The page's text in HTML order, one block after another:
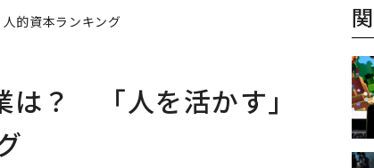
的資本ランキング
は？ 「人を活かす」